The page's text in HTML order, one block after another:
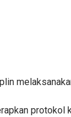
protokol